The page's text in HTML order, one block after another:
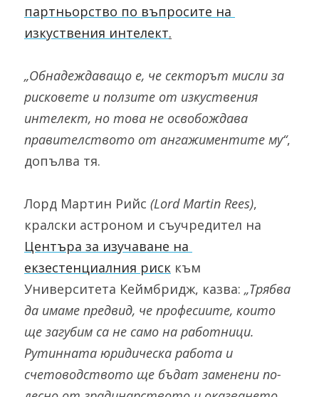
партньорство по въпросите на
изкуствения интелект.
„Обнадеждаващо е, че секторът мисли за
рисковете и ползите от изкуствения
интелект, но това не освобождава
правителството от ангажиментите му“,
допълва тя.
Лорд Мартин Рийс (Lord Martin Rees),
Центъра за изучаване на
екзестенциалния риск към
Университета Кеймбридж, казва: „Трябва
да имаме предвид, че професиите, които
ще загубим са не само на работници.
Рутинната юридическа работа и
счетоводството ще бъдат заменени по-